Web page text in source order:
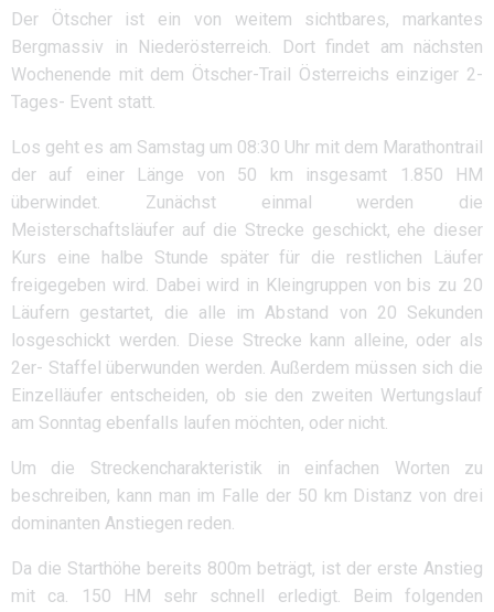
Der Ötscher ist ein von weitem sichtbares, markantes
Bergmassiv in Niederösterreich. Dort findet am nächsten
Wochenende mit dem Ötscher-Trail Österreichs einziger 2-
Tages- Event statt.
Los geht es am Samstag um 08:30 Uhr mit dem Marathontrail
der auf einer Länge von 50 km insgesamt 1.850 HM
überwindet. Zunächst einmal werden die
Meisterschaftsläufer auf die Strecke geschickt, ehe dieser
Kurs eine halbe Stunde später für die restlichen Läufer
freigegeben wird. Dabei wird in Kleingruppen von bis zu 20
Läufern gestartet, die alle im Abstand von 20 Sekunden
losgeschickt werden. Diese Strecke kann alleine, oder als
2er- Staffel überwunden werden. Außerdem müssen sich die
Einzelläufer entscheiden, ob sie den zweiten Wertungslauf
am Sonntag ebenfalls laufen möchten, oder nicht.
Um die Streckencharakteristik in einfachen Worten zu
beschreiben, kann man im Falle der 50 km Distanz von drei
dominanten Anstiegen reden.
Da die Starthöhe bereits 800m beträgt, ist der erste Anstieg
mit ca. 150 HM sehr schnell erledigt. Beim folgenden